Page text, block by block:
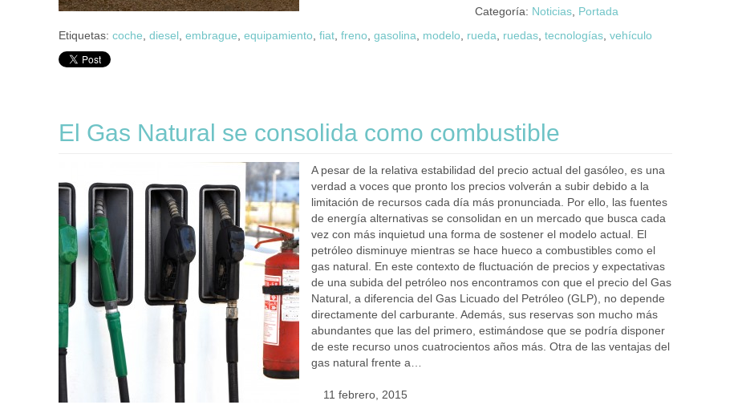
Categoría: Noticias, Portada
Etiquetas: coche diesel embrague equipamiento fiat freno gasolina modelo rueda ruedas tecnologías vehículo
El Gas Natural se consolida como combustible
A pesar de la relativa estabilidad del precio actual del gasóleo, es una
verdad a voces que pronto los precios volverán a subir debido a la
limitación de recursos cada día más pronunciada. Por ello, las fuentes
de energía alternativas se consolidan en un mercado que busca cada
vez con más inquietud una forma de sostener el modelo actual. El
petróleo disminuye mientras se hace hueco a combustibles como el
gas natural. En este contexto de fluctuación de precios y expectativas
de una subida del petróleo nos encontramos con que el precio del Gas
Natural, a diferencia del Gas Licuado del Petróleo (GLP), no depende
directamente del carburante. Además, sus reservas son mucho más
abundantes que las del primero, estimándose que se podría disponer
de este recurso unos cuatrocientos años más. Otra de las ventajas del
gas natural frente a…
11 febrero, 2015